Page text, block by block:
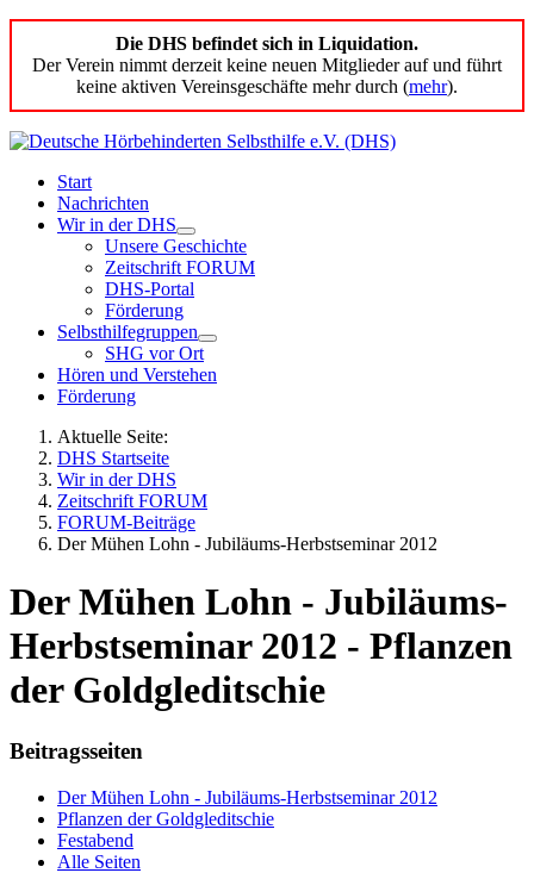
Die DHS befindet sich in Liquidation.
Der Verein nimmt derzeit keine neuen Mitglieder auf und führt
keine aktiven Vereinsgeschäfte mehr durch (mehr).
Start
Nachrichten
Wir in der DHS
Unsere Geschichte
Zeitschrift FORUM
DHS-Portal
Förderung
Selbsthilfegruppen
SHG vor Ort
Hören und Verstehen
Förderung
Aktuelle Seite:
DHS Startseite
Wir in der DHS
Zeitschrift FORUM
FORUM-Beiträge
Der Mühen Lohn - Jubiläums-Herbstseminar 2012
Der Mühen Lohn - Jubiläums-
Herbstseminar 2012 - Pflanzen
der Goldgleditschie
Beitragsseiten
Der Mühen Lohn - Jubiläums-Herbstseminar 2012
Pflanzen der Goldgleditschie
Festabend
Alle Seiten